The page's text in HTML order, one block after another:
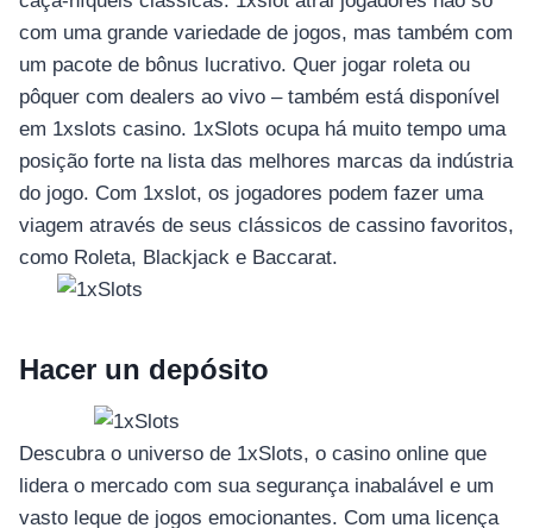
com uma grande variedade de jogos, mas também com
um pacote de bônus lucrativo. Quer jogar roleta ou
pôquer com dealers ao vivo – também está disponível
em 1xslots casino. 1xSlots ocupa há muito tempo uma
posição forte na lista das melhores marcas da indústria
do jogo. Com 1xslot, os jogadores podem fazer uma
viagem através de seus clássicos de cassino favoritos,
como Roleta, Blackjack e Baccarat.
Hacer un depósito
Descubra o universo de 1xSlots, o casino online que
lidera o mercado com sua segurança inabalável e um
vasto leque de jogos emocionantes. Com uma licença